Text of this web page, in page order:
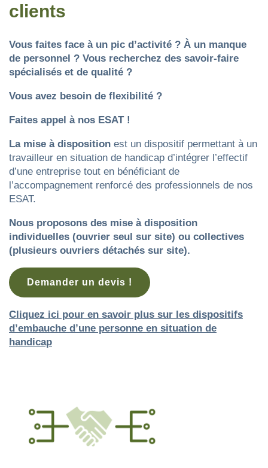
clients
Vous faites face à un pic d’activité ? À un manque
de personnel ? Vous recherchez des savoir-faire
spécialisés et de qualité ?
Vous avez besoin de flexibilité ?
Faites appel à nos ESAT !
La mise à disposition est un dispositif permettant à un
travailleur en situation de handicap d’intégrer l’effectif
d’une entreprise tout en bénéficiant de
l’accompagnement renforcé des professionnels de nos
ESAT.
Nous proposons des mise à disposition
individuelles (ouvrier seul sur site) ou collectives
(plusieurs ouvriers détachés sur site).
Demander un devis !
Cliquez ici pour en savoir plus sur les dispositifs
d’embauche d’une personne en situation de
handicap